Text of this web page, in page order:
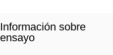
Información sobre
ensayo